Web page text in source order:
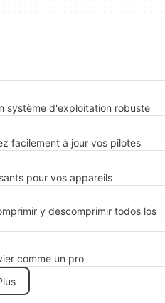
système d'exploitation robuste
facilement à jour vos pilotes
pour vos appareils
y descomprimir todos los
comme un pro